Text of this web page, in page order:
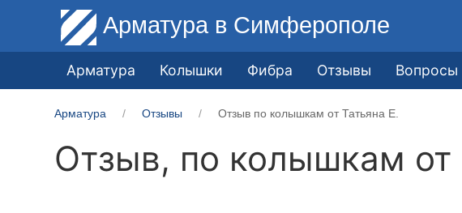
Арматура в Симферополе
Арматура Колышки Фибра Отзывы Вопросы
Арматура Отзывы Отзыв по колышкам от Татьяна Е.
Отзыв, по колышкам от